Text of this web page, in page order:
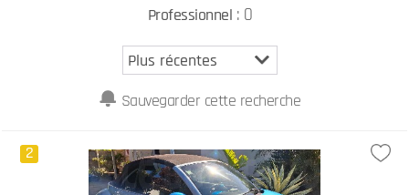
Professionnel : 0
Sauvegarder cette recherche
2